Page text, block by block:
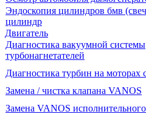
Эндоскопия цилиндров бмв
цилиндр
Двигатель
Диагностика вакуумной системы
турбонагнетателей
Диагностика турбин на моторах
Замена / чистка клапана VANOS
Замена VANOS исполнительного